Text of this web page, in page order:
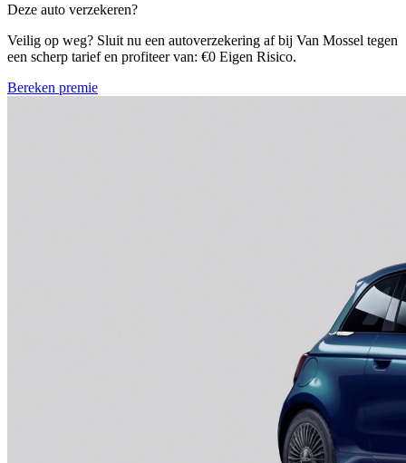
Deze auto verzekeren?
Veilig op weg? Sluit nu een autoverzekering af bij Van Mossel tegen
een scherp tarief en profiteer van: €0 Eigen Risico.
Bereken premie